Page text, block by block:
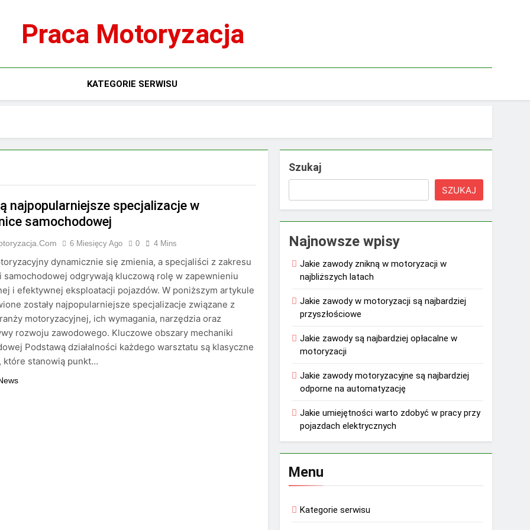
Praca Motoryzacja
KATEGORIE SERWISU
najpopularniejsze specjalizacje w
samochodowej
6 Miesięcy Ago 0 4 Mins
dynamicznie się zmienia, a specjaliści z zakresu
samochodowej odgrywają kluczową rolę w zapewnieniu
i efektywnej eksploatacji pojazdów. W poniższym artykule
zostały najpopularniejsze specjalizacje związane z
motoryzacyjnej, ich wymagania, narzędzia oraz
rozwoju zawodowego. Kluczowe obszary mechaniki
Podstawą działalności każdego warsztatu są klasyczne
które stanowią punkt…
Szukaj
SZUKAJ
Najnowsze wpisy
Jakie zawody znikną w motoryzacji w
najbliższych latach
Jakie zawody w motoryzacji są najbardziej
przyszłościowe
Jakie zawody są najbardziej opłacalne w
motoryzacji
Jakie zawody motoryzacyjne są najbardziej
odporne na automatyzację
Jakie umiejętności warto zdobyć w pracy przy
pojazdach elektrycznych
Menu
Kategorie serwisu